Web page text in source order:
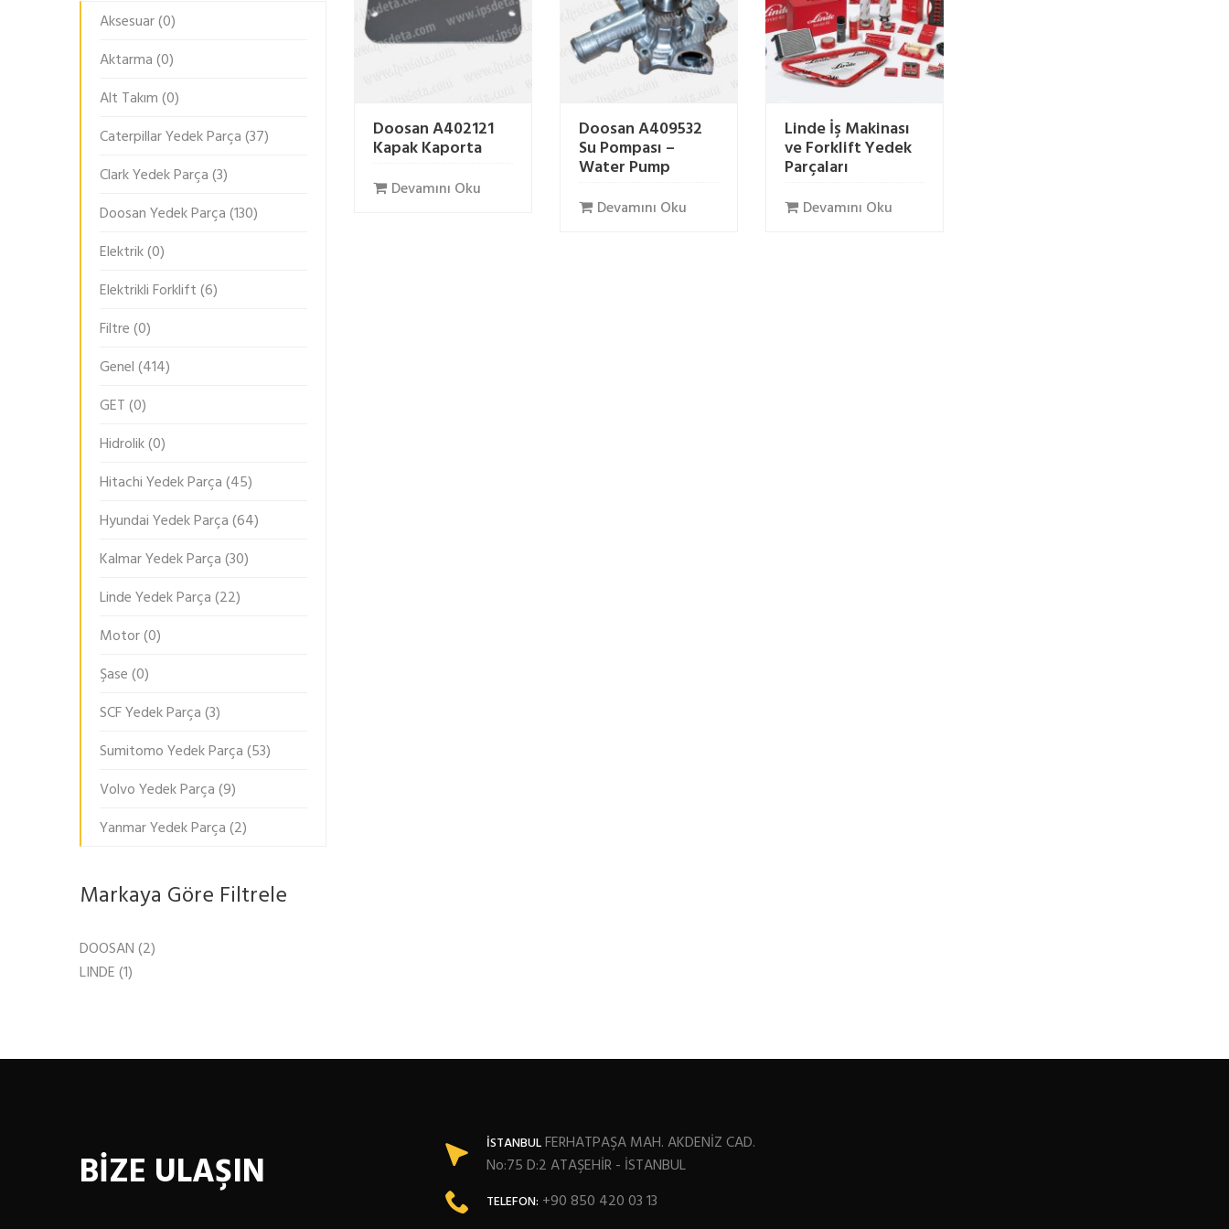
Doosan A402121
Kapak Kaporta
Devamını Oku
Doosan A409532
Su Pompası –
Water Pump
Devamını Oku
Linde İş Makinası
ve Forklift Yedek
Parçaları
Devamını Oku
Aksesuar(0)
Aktarma(0)
Alt Takım(0)
Caterpillar Yedek Parça(37)
Clark Yedek Parça(3)
Doosan Yedek Parça(130)
Elektrik(0)
Elektrikli Forklift(6)
Filtre(0)
Genel(414)
GET(0)
Hidrolik(0)
Hitachi Yedek Parça(45)
Hyundai Yedek Parça(64)
Kalmar Yedek Parça(30)
Linde Yedek Parça(22)
Motor(0)
Şase(0)
SCF Yedek Parça(3)
Sumitomo Yedek Parça(53)
Volvo Yedek Parça(9)
Yanmar Yedek Parça(2)
Markaya Göre Filtrele
DOOSAN(2)
LINDE(1)
BİZE ULAŞIN
İSTANBULFERHATPAŞA MAH. AKDENİZ CAD.
No:75 D:2 ATAŞEHİR - İSTANBUL
TELEFON: +90 850 420 03 13